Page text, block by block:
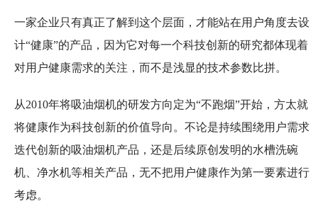
一家企业只有真正了解到这个层面，才能站在用户角度去设
计“健康”的产品，因为它对每一个科技创新的研究都体现着
对用户健康需求的关注，而不是浅显的技术参数比拼。
从2010年将吸油烟机的研发方向定为“不跑烟”开始，方太就
将健康作为科技创新的价值导向。不论是持续围绕用户需求
迭代创新的吸油烟机产品，还是后续原创发明的水槽洗碗
机、净水机等相关产品，无不把用户健康作为第一要素进行
考虑。